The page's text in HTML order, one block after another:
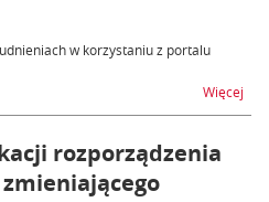
w korzystaniu z portalu
Więcej
rozporządzenia